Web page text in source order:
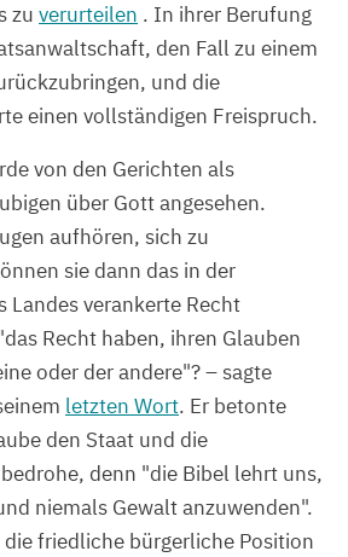
zu verurteilen . In ihrer Berufung
den Fall zu einem
und die
einen vollständigen Freispruch.
von den Gerichten als
über Gott angesehen.
aufhören, sich zu
sie dann das in der
Landes verankerte Recht
Recht haben, ihren Glauben
oder der andere"? – sagte
letzten Wort. Er betonte
den Staat und die
denn "die Bibel lehrt uns,
niemals Gewalt anzuwenden".
friedliche bürgerliche Position